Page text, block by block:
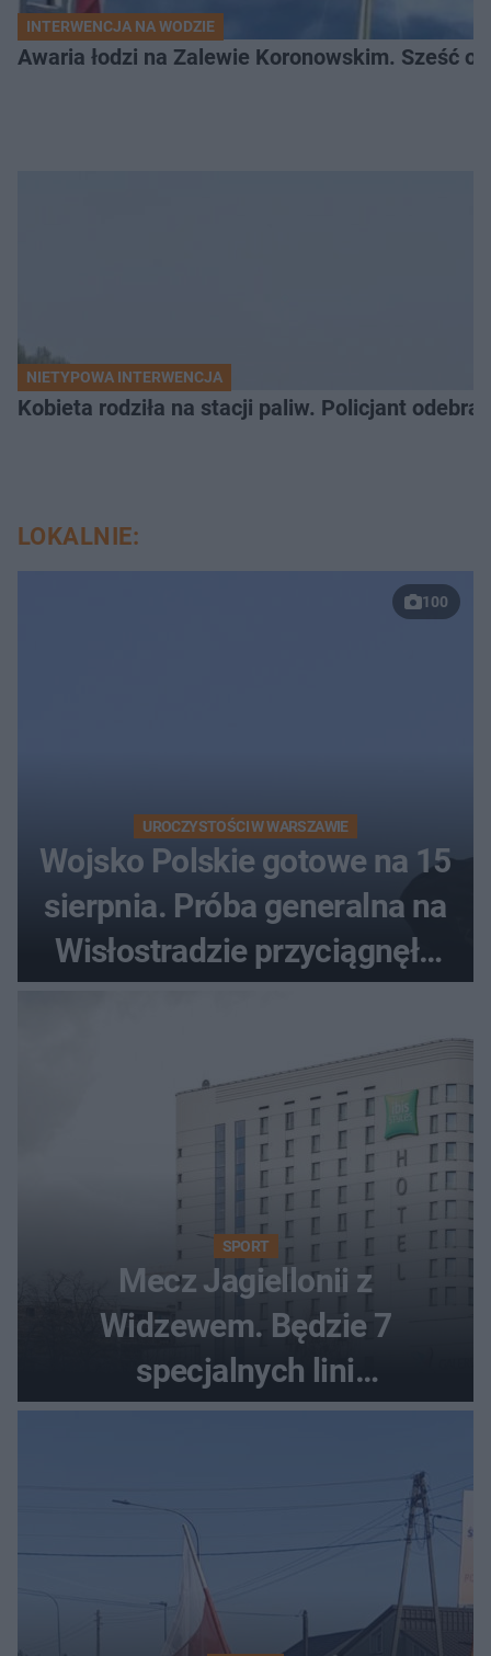
INTERWENCJA NA WODZIE
Awaria łodzi na Zalewie Koronowskim. Sześć
NIETYPOWA INTERWENCJA
Kobieta rodziła na stacji paliw. Policjant
LOKALNIE:
100
UROCZYSTOŚCI W WARSZAWIE
Wojsko Polskie gotowe na 15
sierpnia. Próba generalna na
Wisłostradzie przyciągnęła
SPORT
Mecz Jagiellonii z
Widzewem. Będzie 7
specjalnych lini
autobusowych